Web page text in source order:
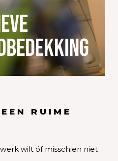
RUIME
wilt óf misschien niet